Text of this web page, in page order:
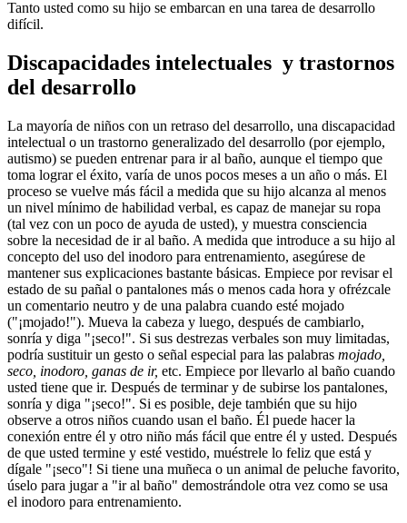
Tanto usted como su hijo se embarcan en una tarea de desarrollo
difícil.
Discapacidades intelectuales y trastornos
del desarrollo
La mayoría de niños con un retraso del desarrollo, una discapacidad
intelectual o un trastorno generalizado del desarrollo (por ejemplo,
autismo) se pueden entrenar para ir al baño, aunque el tiempo que
toma lograr el éxito, varía de unos pocos meses a un año o más. El
proceso se vuelve más fácil a medida que su hijo alcanza al menos
un nivel mínimo de habilidad verbal, es capaz de manejar su ropa
(tal vez con un poco de ayuda de usted), y muestra consciencia
sobre la necesidad de ir al baño. A medida que introduce a su hijo al
concepto del uso del inodoro para entrenamiento, asegúrese de
mantener sus explicaciones bastante básicas. Empiece por revisar el
estado de su pañal o pantalones más o menos cada hora y ofrézcale
un comentario neutro y de una palabra cuando esté mojado
("¡mojado!"). Mueva la cabeza y luego, después de cambiarlo,
sonría y diga "¡seco!". Si sus destrezas verbales son muy limitadas,
podría sustituir un gesto o señal especial para las palabras mojado,
seco, inodoro, ganas de ir, etc. Empiece por llevarlo al baño cuando
usted tiene que ir. Después de terminar y de subirse los pantalones,
sonría y diga "¡seco!". Si es posible, deje también que su hijo
observe a otros niños cuando usan el baño. Él puede hacer la
conexión entre él y otro niño más fácil que entre él y usted. Después
de que usted termine y esté vestido, muéstrele lo feliz que está y
dígale "¡seco"! Si tiene una muñeca o un animal de peluche favorito,
úselo para jugar a "ir al baño" demostrándole otra vez como se usa
el inodoro para entrenamiento.